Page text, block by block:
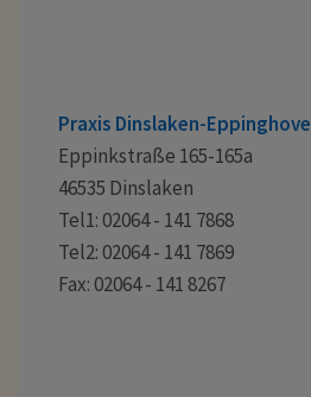
Praxis Dinslaken-Eppinghove
Eppinkstraße 165-165a
46535 Dinslaken
Tel1: 02064 - 141 7868
Tel2: 02064 - 141 7869
Fax: 02064 - 141 8267